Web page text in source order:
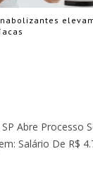
Abre Processo
Salário De R$